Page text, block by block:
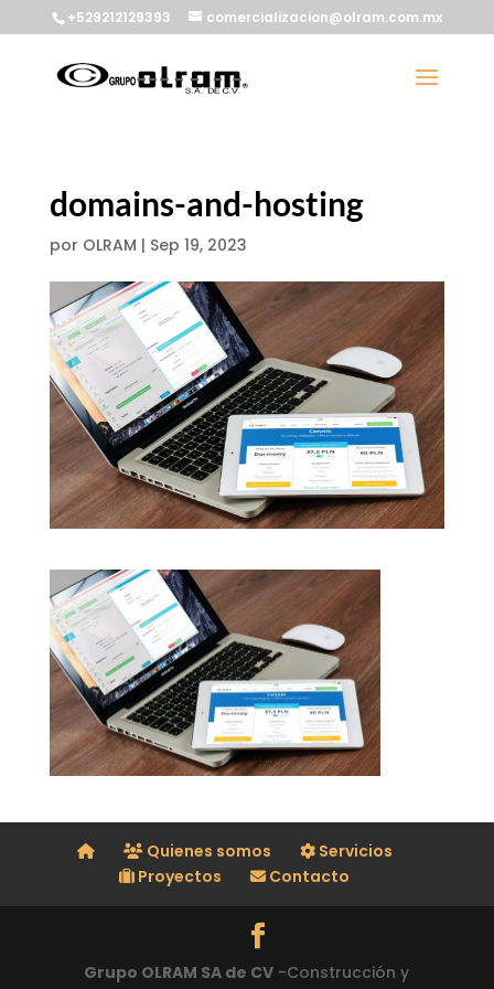
+529212129393 comercializacion@olram.com.mx
domains-and-hosting
por OLRAM | Sep 19, 2023
Quienes somos
Servicios
Proyectos
Contacto
Grupo OLRAM SA de CV -Construcción y